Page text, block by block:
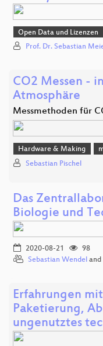
Open Data und Lizenzen
Prof. Dr. Sebastian
CO2 Messen -
Atmosphäre
Messmethoden für
Hardware & Making
Sebastian Pischel
Das
Biologie und
2020-08-21
98
Sebastian Wendel and
Erfahrungen
Paketierung,
ungenutztes